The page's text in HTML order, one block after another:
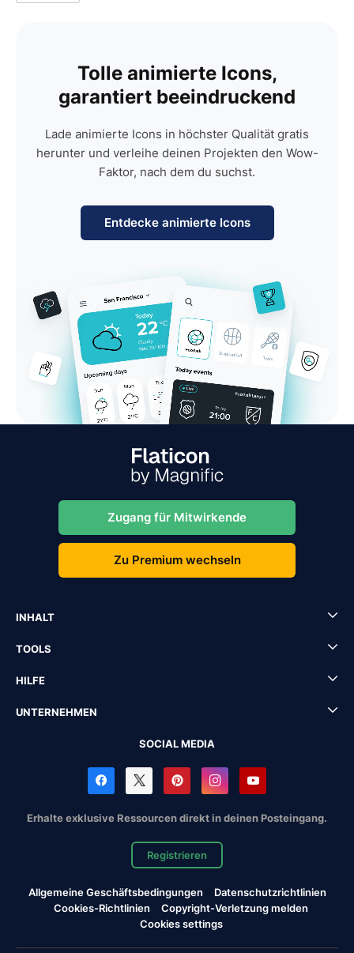
Tolle animierte Icons,
garantiert beeindruckend
Lade animierte Icons in höchster Qualität gratis
herunter und verleihe deinen Projekten den Wow-
Faktor, nach dem du suchst.
Entdecke animierte Icons
Zugang für Mitwirkende
Zu Premium wechseln
INHALT
TOOLS
HILFE
UNTERNEHMEN
SOCIAL MEDIA
Erhalte exklusive Ressourcen direkt in deinen Posteingang.
Registrieren
Allgemeine Geschäftsbedingungen
Datenschutzrichtlinien
Cookies-Richtlinien
Copyright-Verletzung melden
Cookies settings